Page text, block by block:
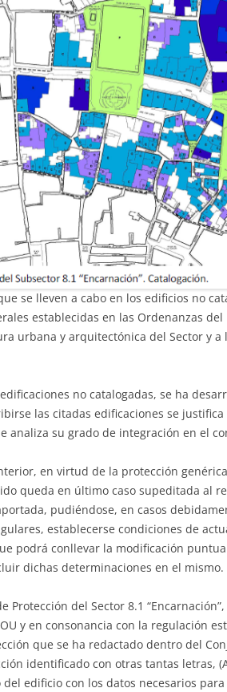
se lleven a cabo en los edificios no
establecidas en las Ordenanzas
urbana y arquitectónica del Sector y a
no catalogadas, se ha
las citadas edificaciones se
analiza su grado de integración en el
en virtud de la protección
queda en último caso supeditada al
pudiéndose, en casos
establecerse condiciones de
podrá conllevar la modificación
dichas determinaciones en el mismo.
Protección del Sector 8.1
y en consonancia con la regulación
que se ha redactado dentro del
identificado con otras tantas letras,
del edificio con los datos necesarios